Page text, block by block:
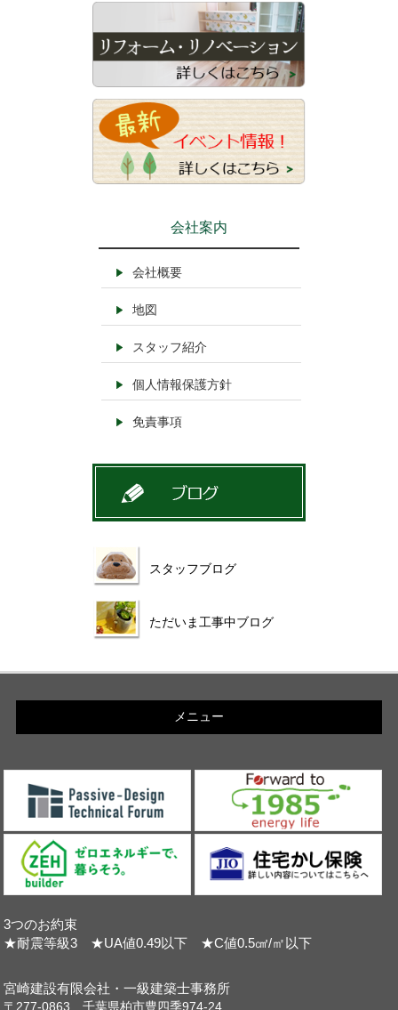
会社案内
会社概要
地図
スタッフ紹介
個人情報保護方針
免責事項
スタッフブログ
ただいま工事中ブログ
メニュー
3つのお約束
★耐震等級3 ★UA値0.49以下 ★C値0.5㎠/㎡以下
宮崎建設有限会社・一級建築士事務所
〒277-0863 千葉県柏市豊四季974-24